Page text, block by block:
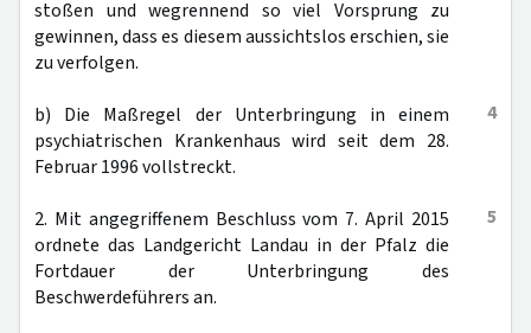
stoßen und wegrennend so viel Vorsprung zu
gewinnen, dass es diesem aussichtslos erschien, sie
zu verfolgen.
4
b) Die Maßregel der Unterbringung in einem
psychiatrischen Krankenhaus wird seit dem 28.
Februar 1996 vollstreckt.
5
2. Mit angegriffenem Beschluss vom 7. April 2015
ordnete das Landgericht Landau in der Pfalz die
Fortdauer der Unterbringung des
Beschwerdeführers an.